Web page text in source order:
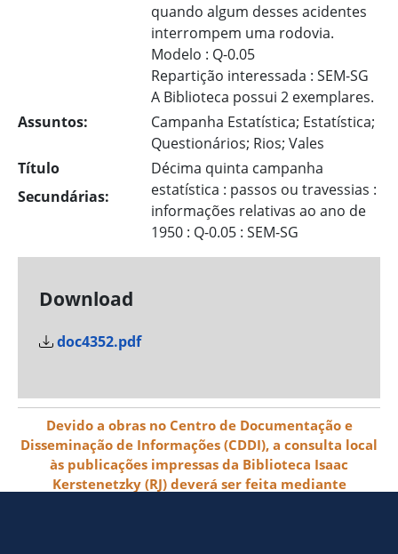
quando algum desses acidentes
interrompem uma rodovia.
Modelo : Q-0.05
Repartição interessada : SEM-SG
A Biblioteca possui 2 exemplares.
Assuntos:
Campanha Estatística; Estatística;
Questionários; Rios; Vales
Título
Secundárias:
Décima quinta campanha
estatística : passos ou travessias :
informações relativas ao ano de
1950 : Q-0.05 : SEM-SG
Download
doc4352.pdf
Devido a obras no Centro de Documentação e
Disseminação de Informações (CDDI), a consulta local
às publicações impressas da Biblioteca Isaac
Kerstenetzky (RJ) deverá ser feita mediante